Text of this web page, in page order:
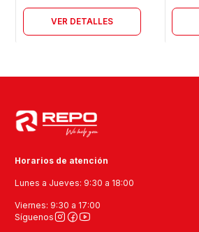
VER DETALLES
Horarios de atención
Lunes a Jueves: 9:30 a 18:00
Viernes: 9:30 a 17:00
Síguenos